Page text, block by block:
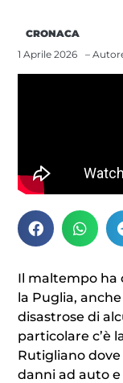
CRONACA
1 Aprile 2026
–
Il maltempo ha
la Puglia,
disastrose di
particolare c’è
Rutigliano dove
danni ad auto e